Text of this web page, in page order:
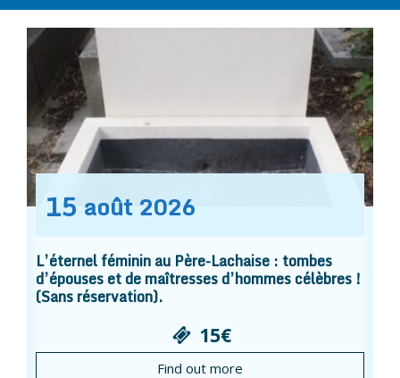
15 août 2026
L’éternel féminin au Père-Lachaise : tombes
d’épouses et de maîtresses d’hommes célèbres !
(Sans réservation).
15€
Find out more